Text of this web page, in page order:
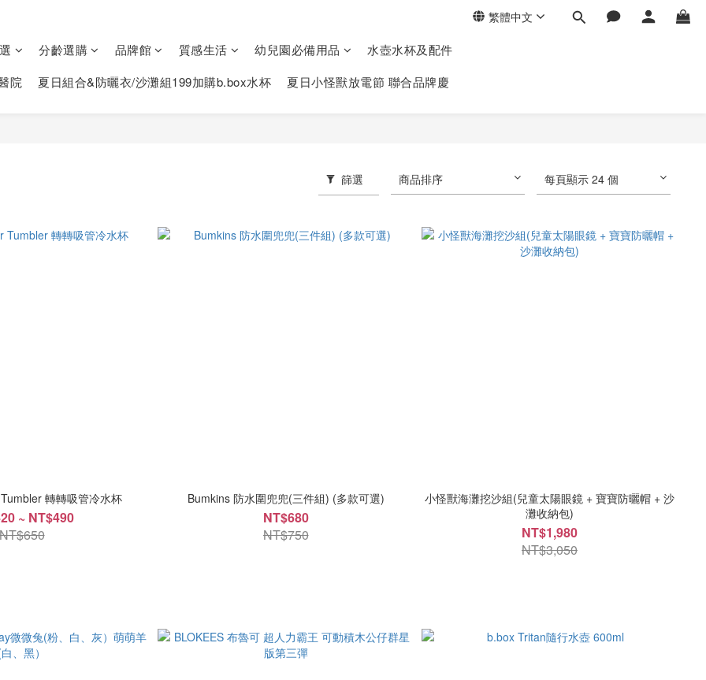
繁體中文
分齡選購 品牌館 質感生活 幼兒園必備用品
水壺水杯及配件
院
夏日組合&防曬衣/沙灘組199加購b.box水杯 夏日小怪獸放電節 聯合品牌慶
篩選 商品排序 每頁顯示 24 個
轉轉吸管冷水杯
~ NT$490
Bumkins 防水圍兜兜(三件組) (多款可選)
NT$680
NT$750
小怪獸海灘挖沙組(兒童太陽眼鏡 + 寶寶防曬帽 + 沙
灘收納包)
NT$1,980
NT$3,050